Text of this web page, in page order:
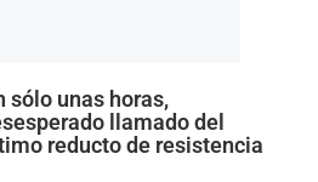
sólo unas horas,
llamado del
reducto de resistencia